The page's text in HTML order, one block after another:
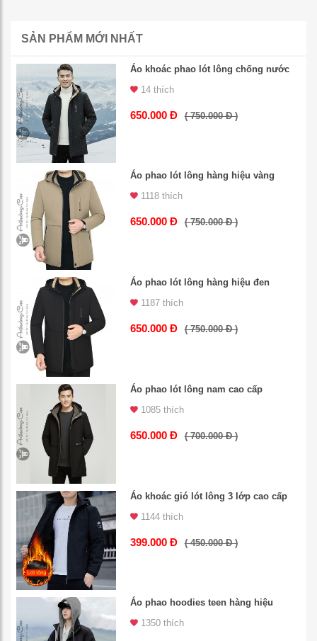
SẢN PHẨM MỚI NHẤT
Áo khoác phao lót lông chống nước
14 thích
650.000 Đ ( 750.000 Đ )
Áo phao lót lông hàng hiệu vàng
1118 thích
650.000 Đ ( 750.000 Đ )
Áo phao lót lông hàng hiệu đen
1187 thích
650.000 Đ ( 750.000 Đ )
Áo phao lót lông nam cao cấp
1085 thích
650.000 Đ ( 700.000 Đ )
Áo khoác gió lót lông 3 lớp cao cấp
1144 thích
399.000 Đ ( 450.000 Đ )
Áo phao hoodies teen hàng hiệu
1350 thích